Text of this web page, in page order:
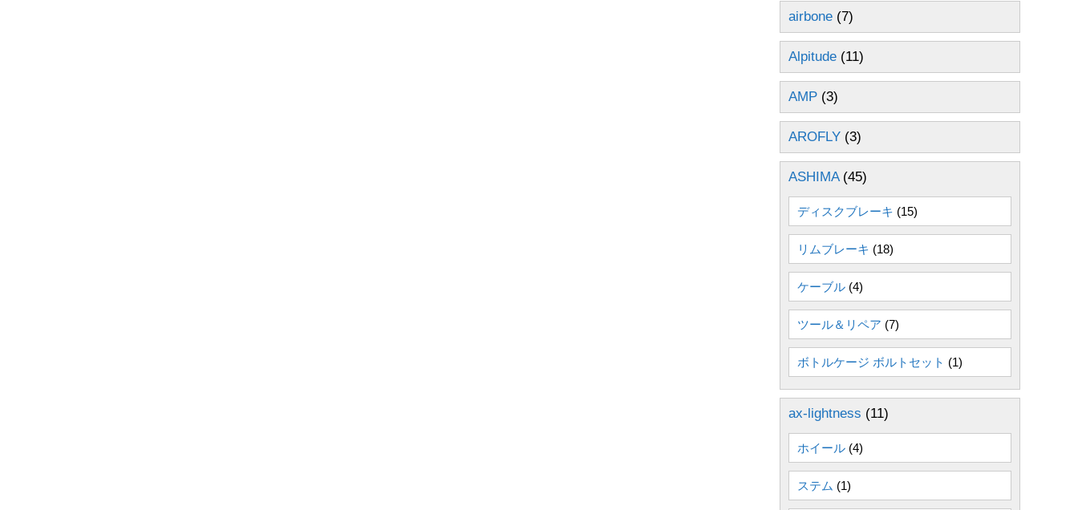
airbone (7)
Alpitude (11)
AMP (3)
AROFLY (3)
ASHIMA(45)
ディスクブレーキ (15)
リムブレーキ (18)
ケーブル (4)
ツール＆リペア (7)
ボトルケージ ボルトセット (1)
ax-lightness (11)
ホイール (4)
ステム (1)